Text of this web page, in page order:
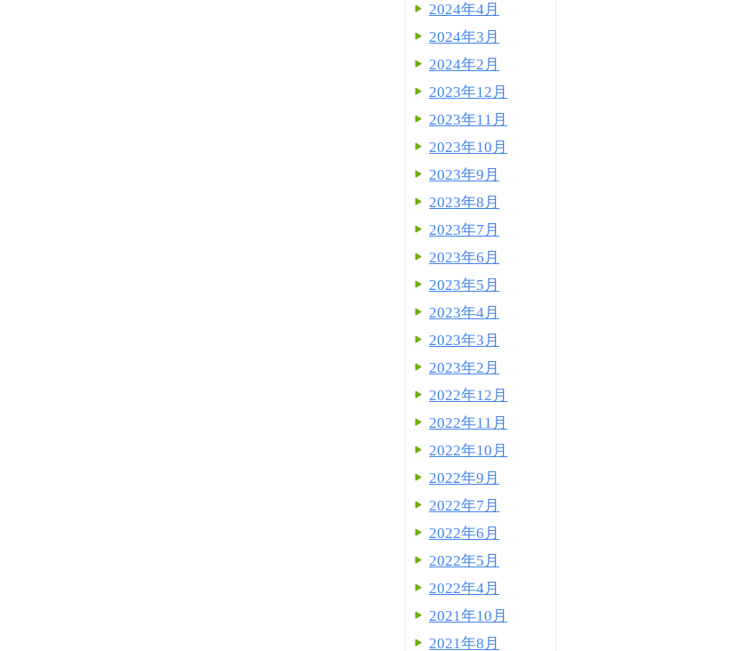
2024年4月
2024年3月
2024年2月
2023年12月
2023年11月
2023年10月
2023年9月
2023年8月
2023年7月
2023年6月
2023年5月
2023年4月
2023年3月
2023年2月
2022年12月
2022年11月
2022年10月
2022年9月
2022年7月
2022年6月
2022年5月
2022年4月
2021年10月
2021年8月